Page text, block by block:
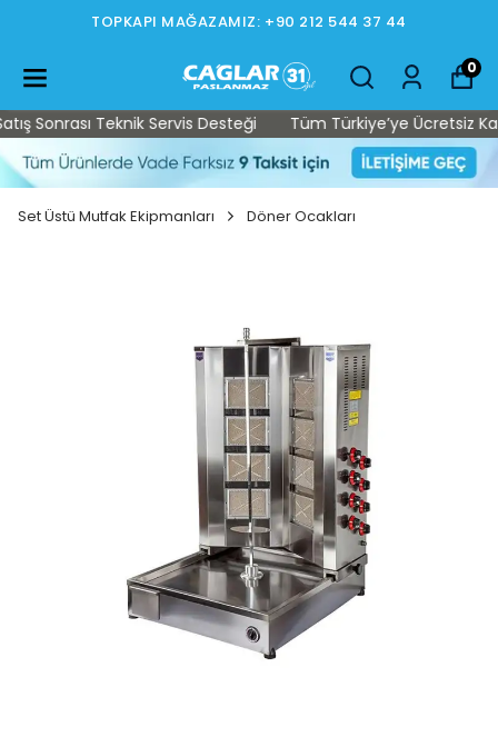
TOPKAPI MAĞAZAMIZ: +90 212 544 37 44
0
Sonrası Teknik Servis Desteği Tüm Türkiye’ye Ücretsiz
Set Üstü Mutfak Ekipmanları Döner Ocakları